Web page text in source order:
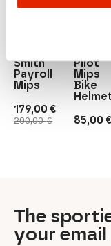
200,00€
Original
price
179,00 €
Current
price
Smith
Payroll
Mips
85,00 €
Pilot
Mips
Bike
The
your email